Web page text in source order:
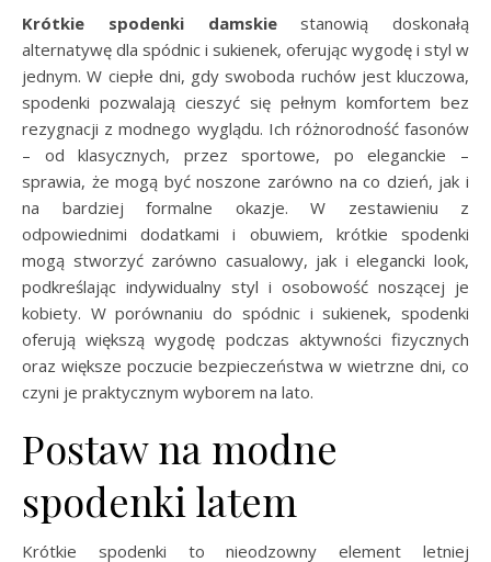
Krótkie spodenki damskiestanowią doskonałą
alternatywę dla spódnic i sukienek, oferując wygodę i styl w
jednym. W ciepłe dni, gdy swoboda ruchów jest kluczowa,
spodenki pozwalają cieszyć się pełnym komfortem bez
rezygnacji z modnego wyglądu. Ich różnorodność fasonów
– od klasycznych, przez sportowe, po eleganckie –
sprawia, że mogą być noszone zarówno na co dzień, jak i
na bardziej formalne okazje. W zestawieniu z
odpowiednimi dodatkami i obuwiem, krótkie spodenki
mogą stworzyć zarówno casualowy, jak i elegancki look,
podkreślając indywidualny styl i osobowość noszącej je
kobiety. W porównaniu do spódnic i sukienek, spodenki
oferują większą wygodę podczas aktywności fizycznych
oraz większe poczucie bezpieczeństwa w wietrzne dni, co
czyni je praktycznym wyborem na lato.
Postaw na modne
spodenki latem
Krótkie spodenki to nieodzowny element letniej